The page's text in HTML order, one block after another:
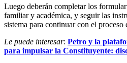
Luego deberán completar los
familiar y académica, y seguir las
sistema para continuar con el proceso
Le puede interesar: Petro y la
para impulsar la Constituyente: